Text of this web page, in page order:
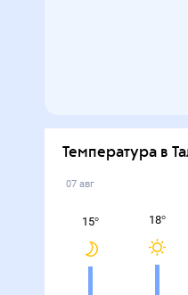
Температура в
07 авг
15° 18°